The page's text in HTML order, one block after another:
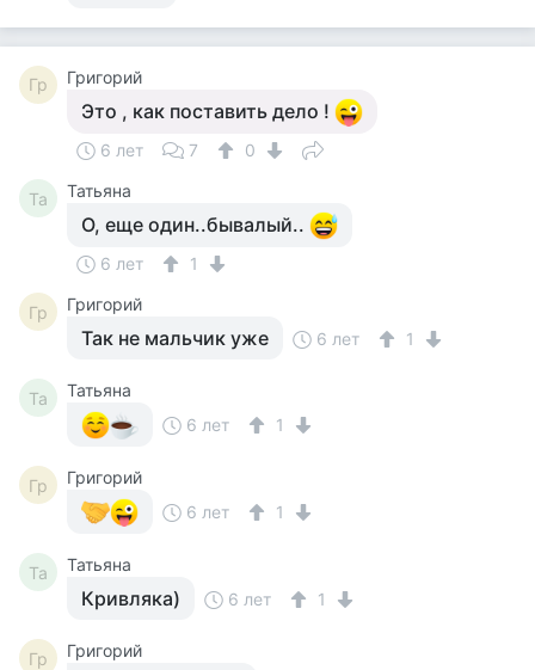
Гр Григорий
Это , как поставить дело !
6 лет 7 0
Та Татьяна
О, еще один..бывалый..
6 лет 1
Гр Григорий
Так не мальчик уже 6 лет 1
Та
Татьяна
6 лет
1
Гр
Григорий
6 лет
1
Та Татьяна
Кривляка) 6 лет 1
Гр Григорий